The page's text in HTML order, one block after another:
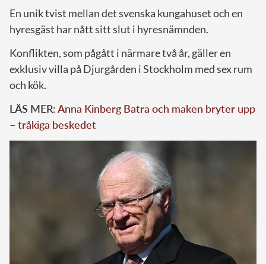
En unik tvist mellan det svenska kungahuset och en
hyresgäst har nått sitt slut i hyresnämnden.
Konflikten, som pågått i närmare två år, gäller en
exklusiv villa på Djurgården i Stockholm med sex rum
och kök.
LÄS MER:Anna Kinberg Batra och maken bryter upp
– tråkiga beskedet